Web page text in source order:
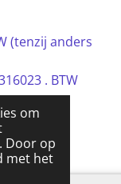
om
Door op
met het
(tenzij anders
. BTW